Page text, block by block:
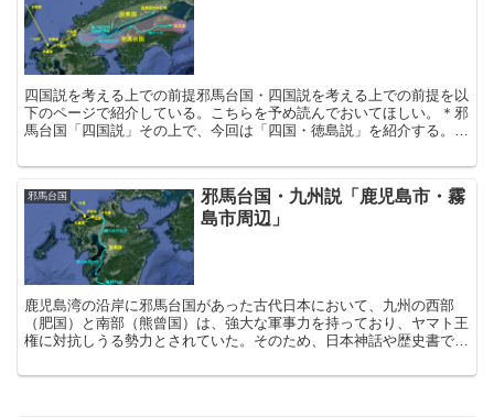
四国説を考える上での前提邪馬台国・四国説を考える上での前提を以
下のページで紹介している。こちらを予め読んでおいてほしい。＊邪
馬台国「四国説」その上で、今回は「四国・徳島説」を紹介する。邪
馬台国は徳島にあった邪馬台国が徳島にあったと考える説が...
邪馬台国
邪馬台国・九州説「鹿児島市・霧
鹿児島湾の沿岸に邪馬台国があった古代日本において、九州の西部
（肥国）と南部（熊曾国）は、強大な軍事力を持っており、ヤマト王
権に対抗しうる勢力とされていた。そのため、日本神話や歴史書では
幾度となく九州征伐が行われている。この九州南東部の勢力こ...